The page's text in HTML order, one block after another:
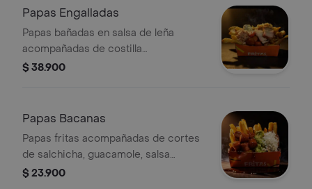
Papas Engalladas
Papas bañadas en salsa de leña
acompañadas de costilla
desmechada, chorizo, chicharron,
mostaza.
$ 38.900
Papas Bacanas
Papas fritas acompañadas de cortes
de salchicha, guacamole, salsa
ahumada y queso blanco.
$ 23.900